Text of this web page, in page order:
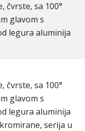
čvrste, sa 100°
glavom s
legura aluminija
čvrste, sa 100°
glavom s
legura aluminija
serija u